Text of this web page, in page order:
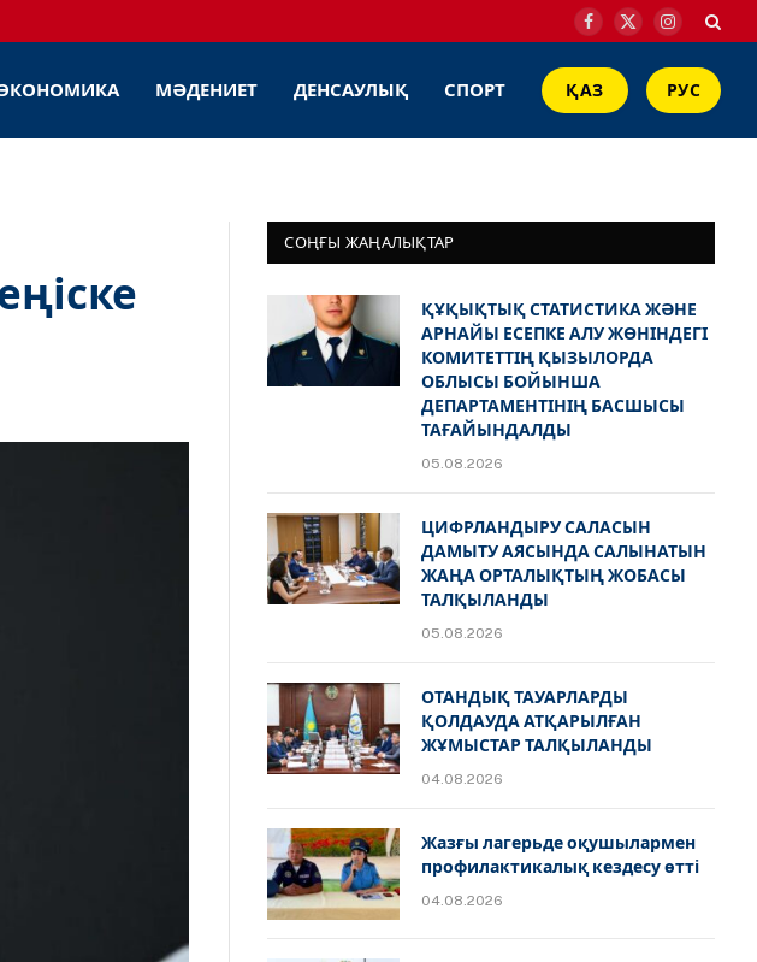
Facebook
X
Instagram
МӘДЕНИЕТ ДЕНСАУЛЫҚ СПОРТ ҚАЗ РУС
СОҢҒЫ ЖАҢАЛЫҚТАР
ҚҰҚЫҚТЫҚ СТАТИСТИКА ЖӘНЕ
АРНАЙЫ ЕСЕПКЕ АЛУ ЖӨНІНДЕГІ
КОМИТЕТТІҢ ҚЫЗЫЛОРДА
ОБЛЫСЫ БОЙЫНША
ДЕПАРТАМЕНТІНІҢ БАСШЫСЫ
ТАҒАЙЫНДАЛДЫ
05.08.2026
ЦИФРЛАНДЫРУ САЛАСЫН
ДАМЫТУ АЯСЫНДА САЛЫНАТЫН
ЖАҢА ОРТАЛЫҚТЫҢ ЖОБАСЫ
ТАЛҚЫЛАНДЫ
05.08.2026
ОТАНДЫҚ ТАУАРЛАРДЫ
ҚОЛДАУДА АТҚАРЫЛҒАН
ЖҰМЫСТАР ТАЛҚЫЛАНДЫ
04.08.2026
Жазғы лагерьде оқушылармен
профилактикалық кездесу өтті
04.08.2026